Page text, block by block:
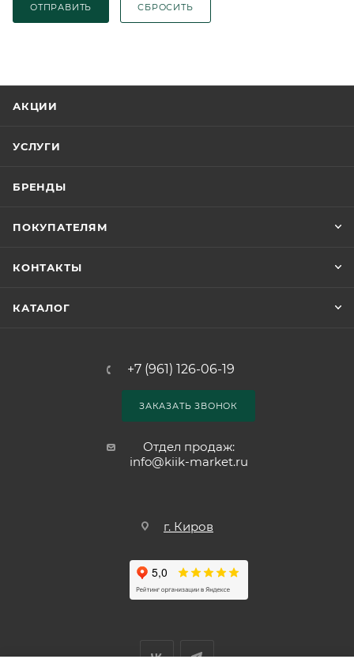
ОТПРАВИТЬ СБРОСИТЬ
АКЦИИ
УСЛУГИ
БРЕНДЫ
ПОКУПАТЕЛЯМ
КОНТАКТЫ
КАТАЛОГ
+7 (961) 126-06-19
ЗАКАЗАТЬ ЗВОНОК
Отдел продаж:
info@kiik-market.ru
г. Киров